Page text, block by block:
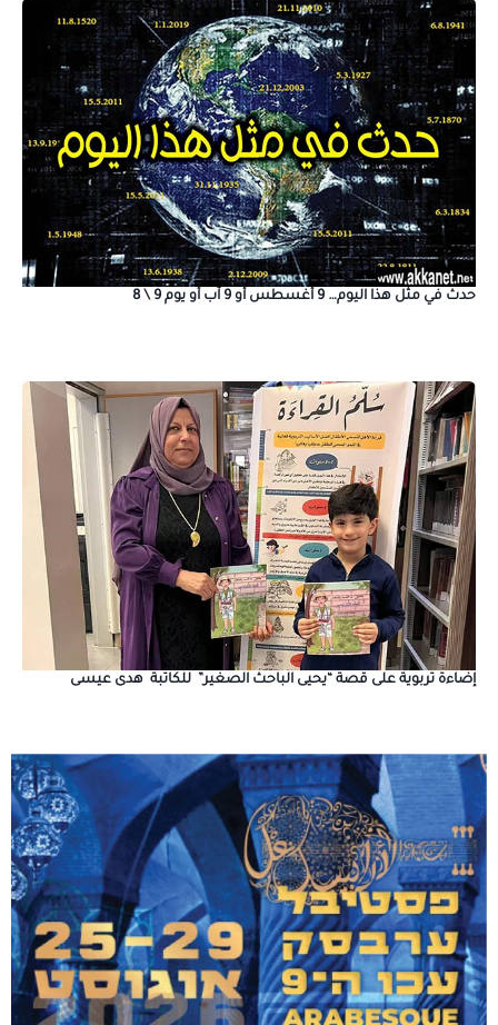
حدث في مثل هذا اليوم… 9 أغسطس أو 9 آب أو يوم 9 \ 8
إضاءة تربوية على قصة “يحيى الباحث الصغير” للكاتبة هدى عيسى